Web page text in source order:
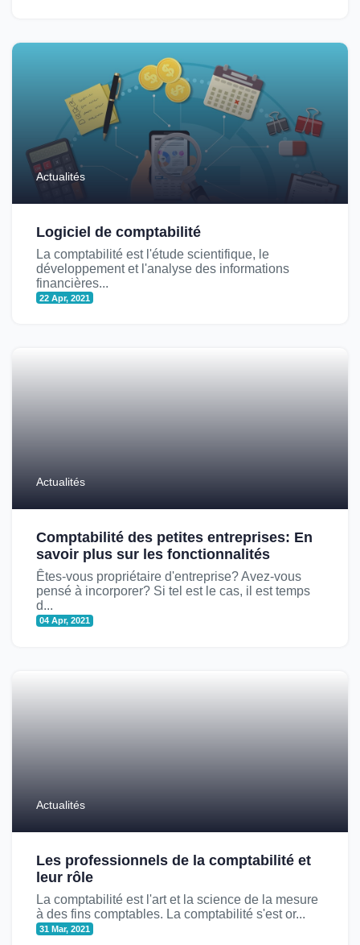
Actualités
Logiciel de comptabilité
La comptabilité est l'étude scientifique, le
développement et l'analyse des informations
financières...
22 Apr, 2021
Actualités
Comptabilité des petites entreprises: En
savoir plus sur les fonctionnalités
Êtes-vous propriétaire d'entreprise? Avez-vous
pensé à incorporer? Si tel est le cas, il est temps
d...
04 Apr, 2021
Actualités
Les professionnels de la comptabilité et
leur rôle
La comptabilité est l'art et la science de la mesure
à des fins comptables. La comptabilité s'est or...
31 Mar, 2021